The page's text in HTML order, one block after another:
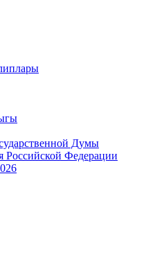
Думы
Российской Федерации